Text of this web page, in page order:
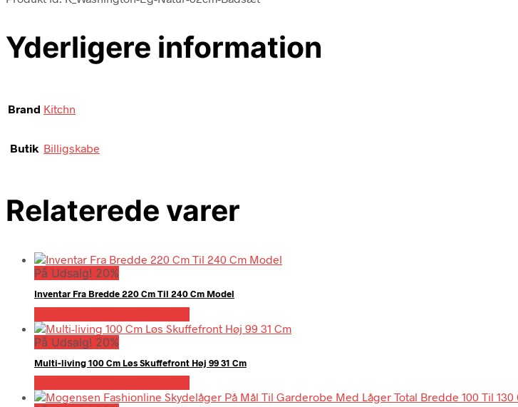
Yderligere information
Brand Kitchn
Butik Billigskabe
Relaterede varer
På Udsalg! 20%
Inventar Fra Bredde 220 Cm Til 240 Cm Model
På Udsalg! 20%
Multi-living 100 Cm Løs Skuffefront Høj 99 31 Cm